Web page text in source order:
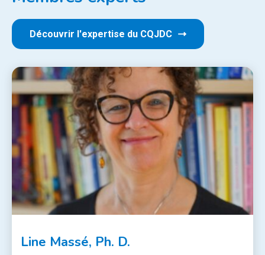
Découvrir l'expertise du CQJDC
Line Massé, Ph. D.